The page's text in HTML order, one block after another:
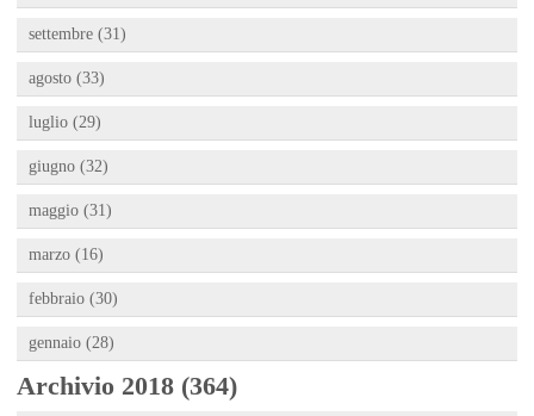
settembre (31)
agosto (33)
luglio (29)
giugno (32)
maggio (31)
marzo (16)
febbraio (30)
gennaio (28)
Archivio 2018 (364)